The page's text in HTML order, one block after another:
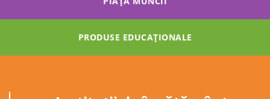
PRODUSE EDUCAȚIONALE